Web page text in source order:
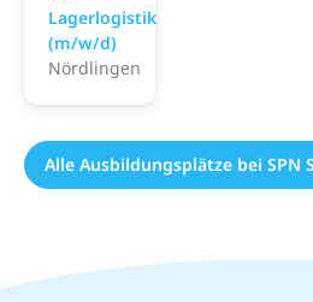
Lagerlogistik
(m/w/d)
Nördlingen